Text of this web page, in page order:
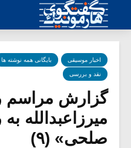
اخبار موسیقی بایگانی همه نوشته ها
نقد و بررسی
گزارش مراسم
میرزاعبدالله
صلحی» (۹)